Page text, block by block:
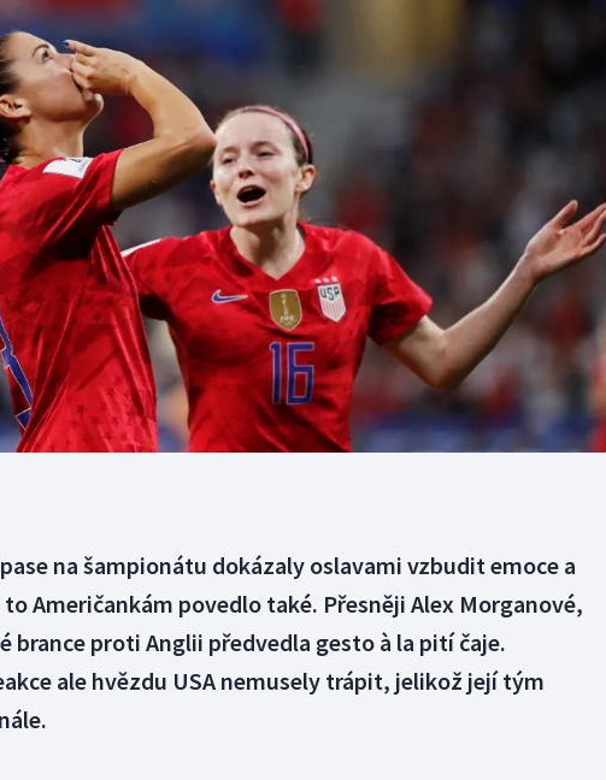
Olympijské hry
Parasport
Plavání
Plážový volejbal
Ostatní
na šampionátu dokázaly oslavami vzbudit emoce a
Američankám povedlo také. Přesněji Alex Morganové,
brance proti Anglii předvedla gesto à la pití čaje.
ale hvězdu USA nemusely trápit, jelikož její tým